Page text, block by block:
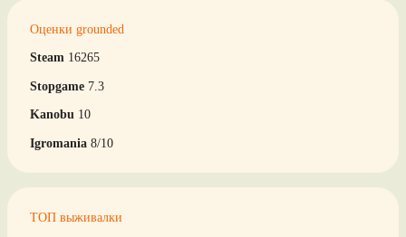
Оценки grounded
Steam 16265
Stopgame 7.3
Kanobu 10
Igromania 8/10
ТОП выживалки